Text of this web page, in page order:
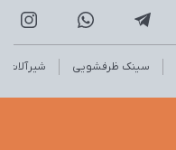
سینک ظرفشویی شیرآلات